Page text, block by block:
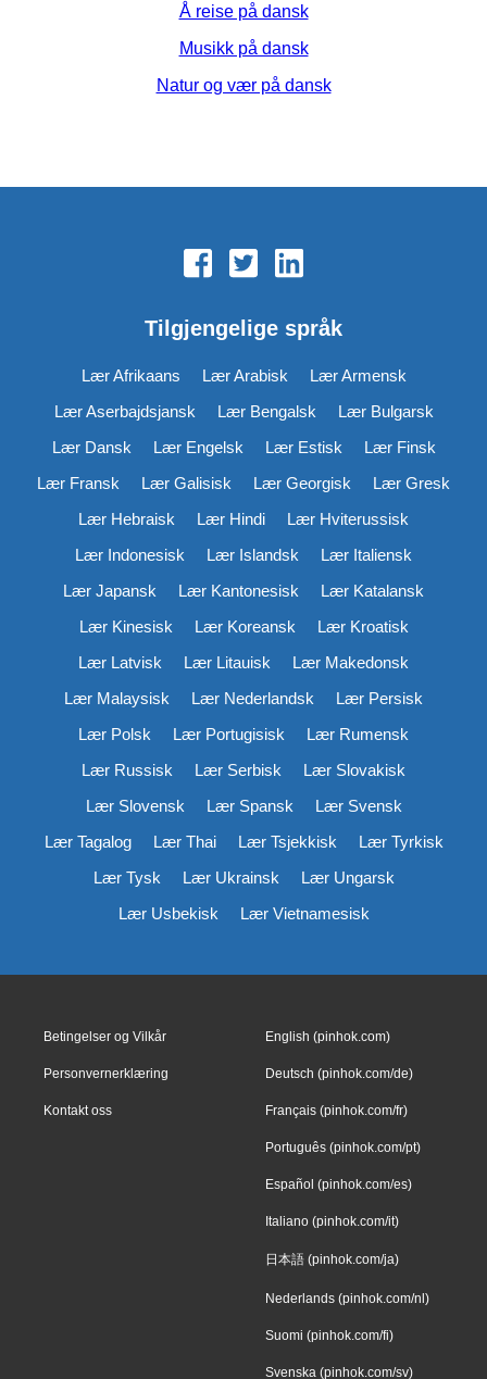
Å reise på dansk
Musikk på dansk
Natur og vær på dansk
Tilgjengelige språk
Lær Afrikaans Lær Arabisk
Lær Armensk
Lær Aserbajdsjansk
Lær Bengalsk
Lær Bulgarsk
Lær Dansk
Lær Engelsk Lær Estisk
Lær Finsk
Lær Fransk
Lær Galisisk Lær Georgisk
Lær Gresk
Lær Hebraisk
Lær Hindi
Lær Hviterussisk
Lær Indonesisk
Lær Islandsk
Lær Italiensk
Lær Japansk
Lær Kantonesisk
Lær Katalansk
Lær Kinesisk
Lær Koreansk
Lær Kroatisk
Lær Latvisk
Lær Litauisk
Lær Makedonsk
Lær Malaysisk
Lær Nederlandsk
Lær Persisk
Lær Polsk
Lær Portugisisk
Lær Rumensk
Lær Russisk
Lær Serbisk
Lær Slovakisk
Lær Slovensk
Lær Spansk
Lær Svensk
Lær Tagalog
Lær Thai Lær Tsjekkisk
Lær Tyrkisk
Lær Tysk
Lær Ukrainsk
Lær Ungarsk
Lær Usbekisk
Lær Vietnamesisk
Betingelser og Vilkår
Personvernerklæring
Kontakt oss
English (pinhok.com)
Deutsch (pinhok.com/de)
Français (pinhok.com/fr)
Português (pinhok.com/pt)
Español (pinhok.com/es)
Italiano (pinhok.com/it)
日本語 (pinhok.com/ja)
Nederlands (pinhok.com/nl)
Suomi (pinhok.com/fi)
Svenska (pinhok.com/sv)